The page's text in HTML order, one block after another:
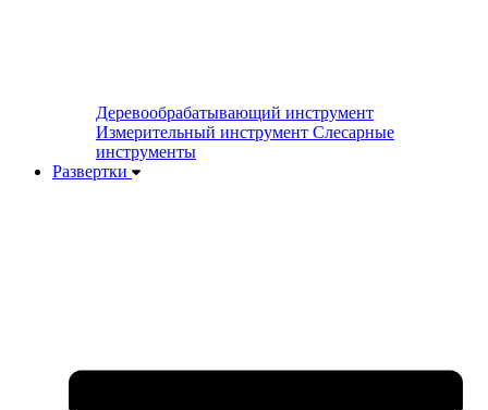
Деревообрабатывающий инструмент
Измерительный инструмент Слесарные
инструменты
Развертки